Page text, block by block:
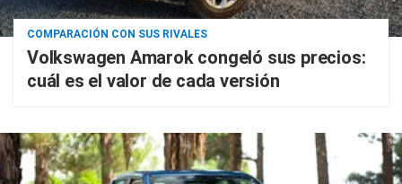
COMPARACIÓN CON SUS RIVALES
Volkswagen Amarok congeló sus precios:
cuál es el valor de cada versión